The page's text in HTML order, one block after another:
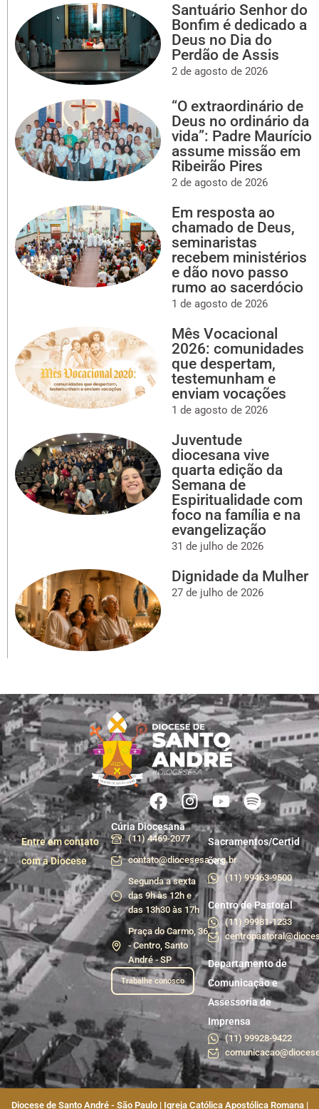
Santuário Senhor do
Bonfim é dedicado a
Deus no Dia do
Perdão de Assis
2 de agosto de 2026
“O extraordinário de
Deus no ordinário da
vida”: Padre Maurício
assume missão em
Ribeirão Pires
2 de agosto de 2026
Em resposta ao
chamado de Deus,
seminaristas
recebem ministérios
e dão novo passo
rumo ao sacerdócio
1 de agosto de 2026
Mês Vocacional
2026: comunidades
que despertam,
testemunham e
enviam vocações
1 de agosto de 2026
Juventude
diocesana vive
quarta edição da
Semana de
Espiritualidade com
foco na família e na
evangelização
31 de julho de 2026
Dignidade da Mulher
27 de julho de 2026
Entre em contato
com a Diocese
Cúria Diocesana
(11) 4469-2077
contato@diocesesa.org.br
Segunda a sexta
das 9h às 12h e
das 13h30 às 17h
Praça do Carmo, 36
- Centro, Santo
André - SP
Trabalhe conosco
Sacramentos/Certid
ões
(11) 99463-9500
Centro de Pastoral
(11) 99981-1233
Departamento de
Comunicação e
Assessoria de
Imprensa
(11) 99928-9422
Diocese de Santo André - São Paulo | Igreja Católica Apostólica Romana |